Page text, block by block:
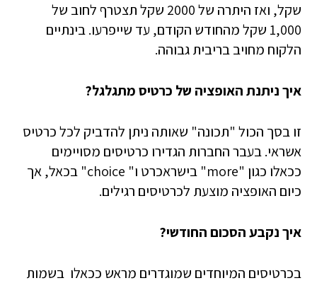
שקל, ואז היתרה של 2000 שקל תצטרף לחוב של
1,000 שקל מהחודש הקודם, עד שייפרעו. בינתיים
הלקוח מחויב בריבית גבוהה.
איך ניתנת האופציה של כרטיס מתגלגל?
זו בסך הכול "תכונה" שאותה ניתן להדביק לכל כרטיס
אשראי. בעבר החברות הגדירו כרטיסים מסויימים
ככאלו כגון "more" בישראכרט ו" choice" בכאל, אך
כיום האופציה מוצעת לכרטיסים רגילים.
איך נקבע הסכום החודשי?
בכרטיסים המיוחדים שמוגדרים מראש ככאלו בשמות